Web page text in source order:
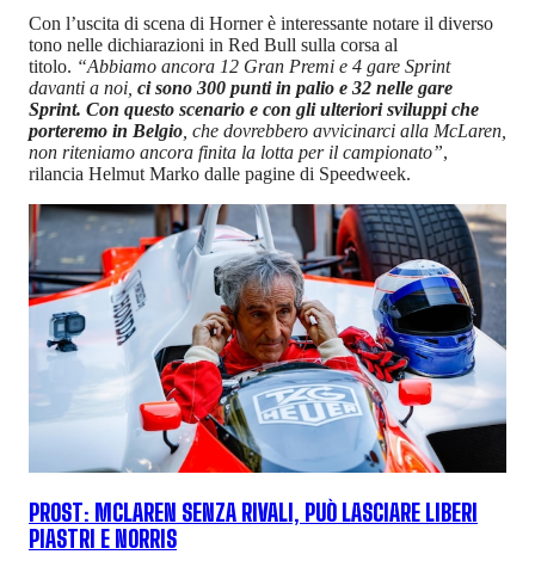
Con l’uscita di scena di Horner è interessante notare il diverso
tono nelle dichiarazioni in Red Bull sulla corsa al
titolo. “Abbiamo ancora 12 Gran Premi e 4 gare Sprint
davanti a noi, ci sono 300 punti in palio e 32 nelle gare
Sprint. Con questo scenario e con gli ulteriori sviluppi che
porteremo in Belgio , che dovrebbero avvicinarci alla McLaren,
non riteniamo ancora finita la lotta per il campionato”,
rilancia Helmut Marko dalle pagine di Speedweek.
PROST: MCLAREN SENZA RIVALI, PUÒ LASCIARE LIBERI
PIASTRI E NORRIS